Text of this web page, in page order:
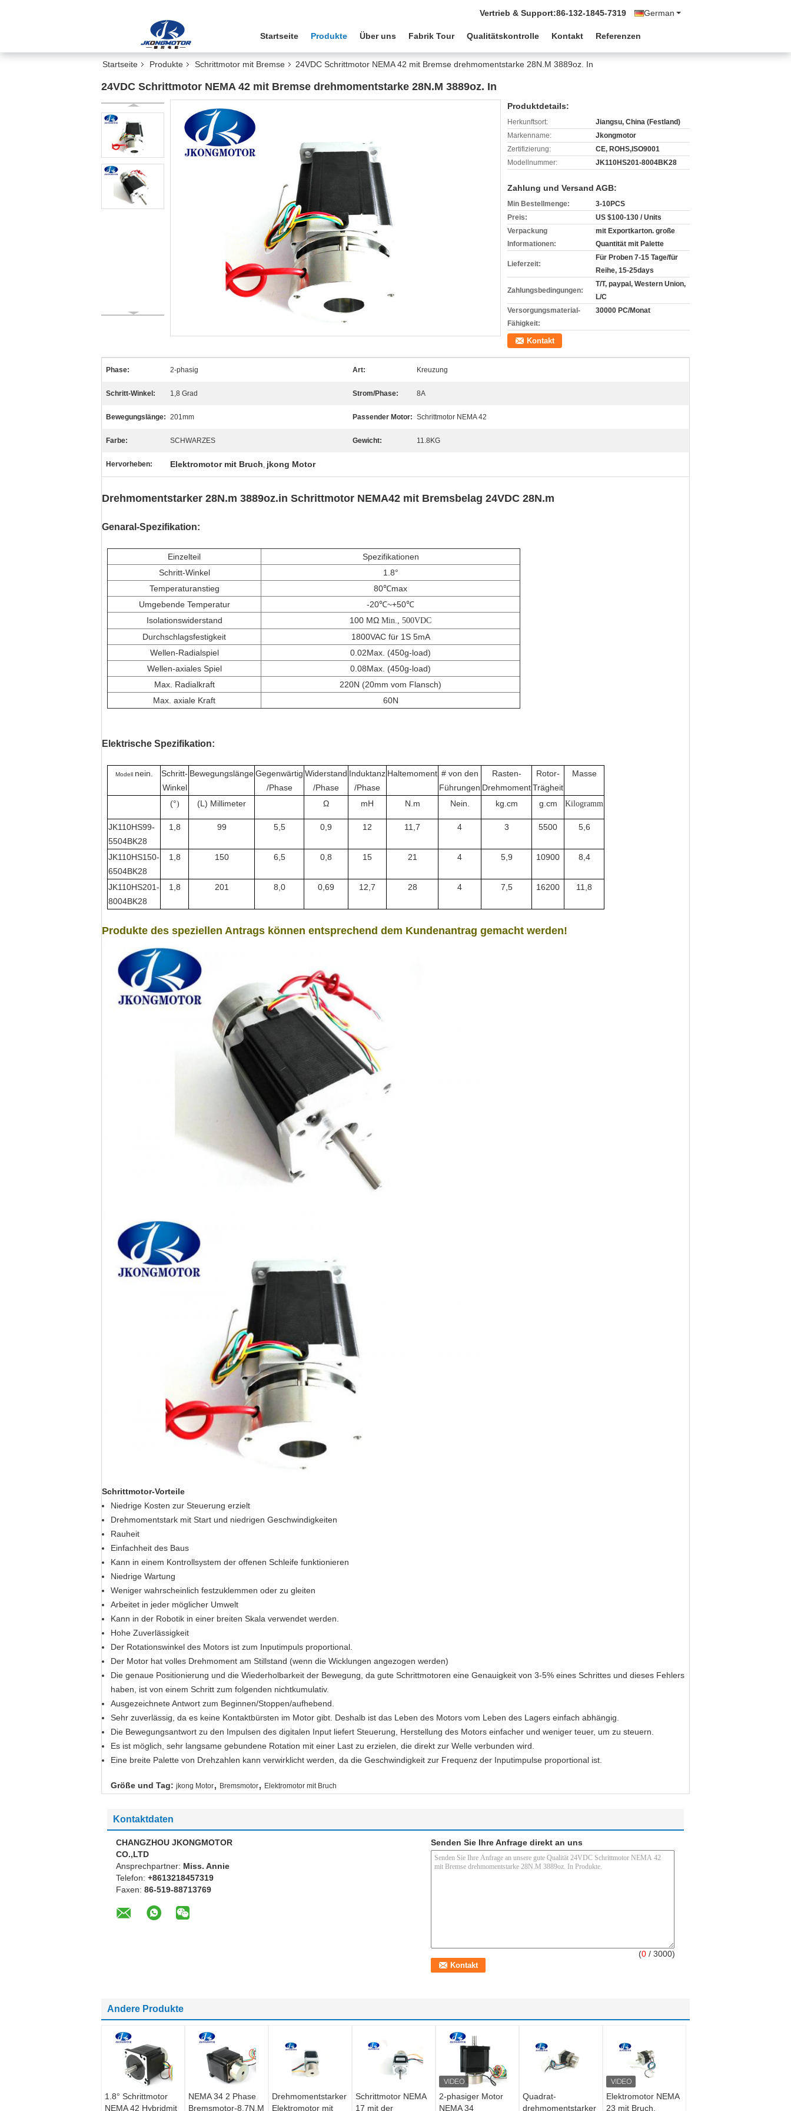
German
Vertrieb & Support:86-132-1845-7319
Startseite Produkte Über uns Fabrik Tour Qualitätskontrolle Kontakt Referenzen
Startseite Produkte Schrittmotor mit Bremse 24VDC Schrittmotor NEMA 42 mit Bremse drehmomentstarke 28N.M 3889oz. In
24VDC Schrittmotor NEMA 42 mit Bremse drehmomentstarke 28N.M 3889oz. In
Produktdetails:
Herkunftsort:
Jiangsu, China (Festland)
Markenname:
Jkongmotor
Zertifizierung:
CE, ROHS,ISO9001
Modellnummer:
JK110HS201-8004BK28
Zahlung und Versand AGB:
Min Bestellmenge:
3-10PCS
Preis:
US $100-130 / Units
Verpackung
Informationen:
mit Exportkarton. große
Quantität mit Palette
Lieferzeit:
Für Proben 7-15 Tage/für
Reihe, 15-25days
Zahlungsbedingungen:
T/T, paypal, Western Union,
L/C
Versorgungsmaterial-
Fähigkeit:
30000 PC/Monat
Kontakt
Phase: 2-phasig Art: Kreuzung
Schritt-Winkel: 1,8 Grad Strom/Phase: 8A
Bewegungslänge: 201mm Passender Motor: Schrittmotor NEMA 42
Farbe: SCHWARZES Gewicht: 11.8KG
Hervorheben: Elektromotor mit Bruch, jkong Motor
Drehmomentstarker 28N.m 3889oz.in Schrittmotor NEMA42 mit Bremsbelag 24VDC 28N.m
Genaral-Spezifikation:
Einzelteil
Spezifikationen
Schritt-Winkel
1.8°
Temperaturanstieg
80℃max
Umgebende Temperatur
-20℃~+50℃
Isolationswiderstand
100 MΩ Min., 500VDC
Durchschlagsfestigkeit
1800VAC für 1S 5mA
Wellen-Radialspiel
0.02Max. (450g-load)
Wellen-axiales Spiel
0.08Max. (450g-load)
Max. Radialkraft
220N (20mm vom Flansch)
Max. axiale Kraft
60N
Elektrische Spezifikation:
Modell nein.
Schritt-
Winkel
BewegungslängeGegenwärtig
/Phase
Widerstand
/Phase
Induktanz
/Phase
Haltemoment # von den
Führungen
Rasten-
Drehmoment
Rotor-
Trägheit
Masse
(°) (L) Millimeter Ω mH N.m Nein. kg.cm g.cm Kilogramm
JK110HS99-
5504BK28
1,8 99 5,5 0,9 12 11,7 4 3 5500 5,6
JK110HS150-
6504BK28
1,8 150 6,5 0,8 15 21 4 5,9 10900 8,4
JK110HS201-
8004BK28
1,8 201 8,0 0,69 12,7 28 4 7,5 16200 11,8
Produkte des speziellen Antrags können entsprechend dem Kundenantrag gemacht werden!
Schrittmotor-Vorteile
Niedrige Kosten zur Steuerung erzielt
Drehmomentstark mit Start und niedrigen Geschwindigkeiten
Rauheit
Einfachheit des Baus
Kann in einem Kontrollsystem der offenen Schleife funktionieren
Niedrige Wartung
Weniger wahrscheinlich festzuklemmen oder zu gleiten
Arbeitet in jeder möglicher Umwelt
Kann in der Robotik in einer breiten Skala verwendet werden.
Hohe Zuverlässigkeit
Der Rotationswinkel des Motors ist zum Inputimpuls proportional.
Der Motor hat volles Drehmoment am Stillstand (wenn die Wicklungen angezogen werden)
Die genaue Positionierung und die Wiederholbarkeit der Bewegung, da gute Schrittmotoren eine Genauigkeit von 3-5% eines Schrittes und dieses Fehlers
haben, ist von einem Schritt zum folgenden nichtkumulativ.
Ausgezeichnete Antwort zum Beginnen/Stoppen/aufhebend.
Sehr zuverlässig, da es keine Kontaktbürsten im Motor gibt. Deshalb ist das Leben des Motors vom Leben des Lagers einfach abhängig.
Die Bewegungsantwort zu den Impulsen des digitalen Input liefert Steuerung, Herstellung des Motors einfacher und weniger teuer, um zu steuern.
Es ist möglich, sehr langsame gebundene Rotation mit einer Last zu erzielen, die direkt zur Welle verbunden wird.
Eine breite Palette von Drehzahlen kann verwirklicht werden, da die Geschwindigkeit zur Frequenz der Inputimpulse proportional ist.
Größe und Tag: jkong Motor, Bremsmotor, Elektromotor mit Bruch
Kontaktdaten
CHANGZHOU JKONGMOTOR
CO.,LTD
Ansprechpartner: Miss. Annie
Telefon: +8613218457319
Faxen: 86-519-88713769
Senden Sie Ihre Anfrage direkt an uns
(0 / 3000)
Andere Produkte
1.8° Schrittmotor
NEMA 42 Hybridmit
NEMA 34 2 Phase
Bremsmotor-8.7N.M
Drehmomentstarker
Elektromotor mit
Schrittmotor NEMA
17 mit der
2-phasiger Motor
NEMA 34
Quadrat-
drehmomentstarker
Elektromotor NEMA
23 mit Bruch,